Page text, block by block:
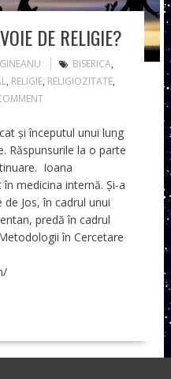
DE RELIGIE?
BISERICA,
, RELIGIE, RELIGIOZITATE,
și începutul unui lung
Răspunsurile la o parte
Ioana
medicina internă. Și-a
Jos, în cadrul unui
predă în cadrul
în Cercetare